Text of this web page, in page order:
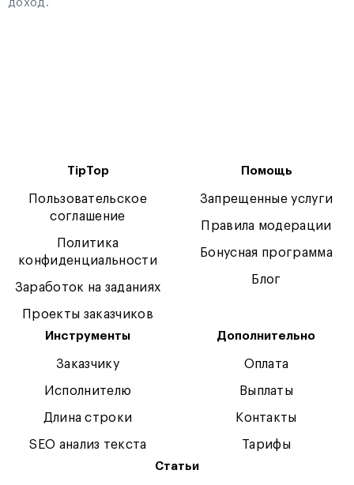
доход.
TipTop
Пользовательское
соглашение
Политика
конфиденциальности
Заработок на заданиях
Проекты заказчиков
Помощь
Запрещенные услуги
Правила модерации
Бонусная программа
Блог
Инструменты
Заказчику
Исполнителю
Длина строки
SEO анализ текста
Дополнительно
Оплата
Выплаты
Контакты
Тарифы
Статьи